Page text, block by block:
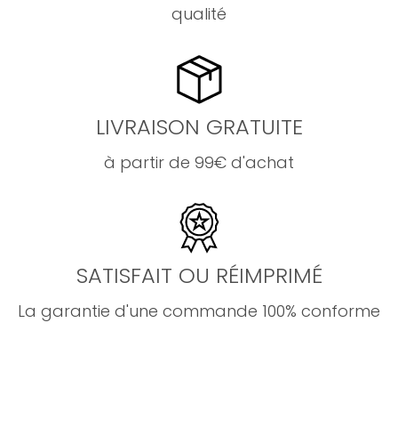
qualité
LIVRAISON GRATUITE
à partir de 99€ d'achat
SATISFAIT OU RÉIMPRIMÉ
La garantie d'une commande 100% conforme